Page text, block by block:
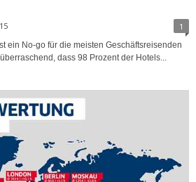
1
ein No-go für die meisten Geschäftsreisenden
dass 98 Prozent der Hotels...